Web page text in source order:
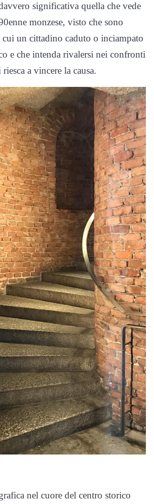
significativa quella che vede
monzese, visto che sono
un cittadino caduto o inciampato
e che intenda rivalersi nei confronti
a vincere la causa.
nel cuore del centro storico